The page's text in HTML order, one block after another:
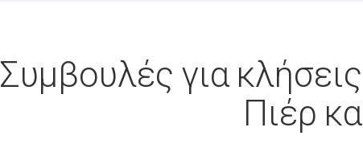
Συμβουλές για
Πιέρ